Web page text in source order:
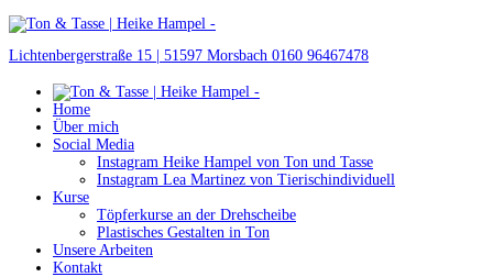
Lichtenbergerstraße 15 | 51597 Morsbach 0160 96467478
Home
Über mich
Social Media
Instagram Heike Hampel von Ton und Tasse
Instagram Lea Martinez von Tierischindividuell
Kurse
Töpferkurse an der Drehscheibe
Plastisches Gestalten in Ton
Unsere Arbeiten
Kontakt